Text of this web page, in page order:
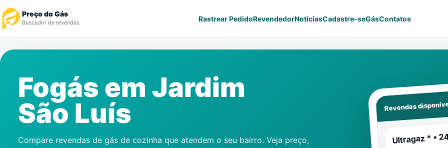
Preço do Gás
Buscador de revendas Rastrear PedidoRevendedorNotíciasCadastre-seGásContatos
Revendedor
Notícias
Fogás em Jardim
São Luís
Compare revendas de gás de cozinha que atendem o seu bairro. Veja preço,
Revendas
Ultragaz * •